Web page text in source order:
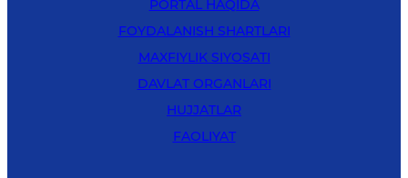
PORTAL HAQIDA
FOYDALANISH SHARTLARI
MAXFIYLIK SIYOSATI
DAVLAT ORGANLARI
HUJJATLAR
FAOLIYAT